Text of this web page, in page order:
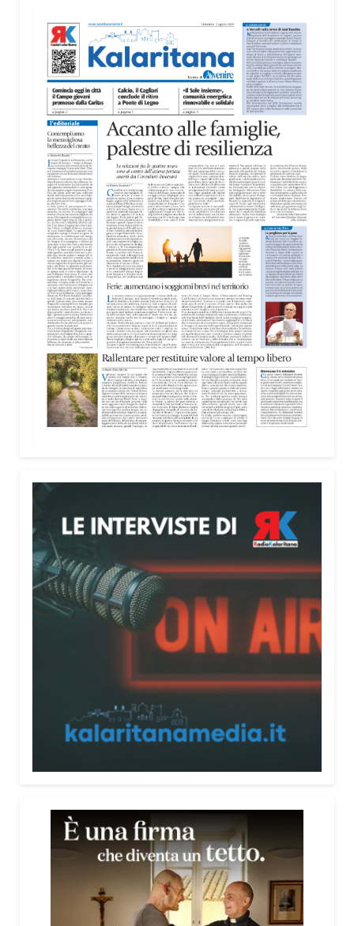
rapporto tra Cagliari e il mare – ha spiegato
Biancacci –. Anche se la candidatura per
quest’anno è stata assegnata a un’altra città,
questo percorso rappresenta un’importante
occasione di crescita. Cagliari ha tutte le
caratteristiche per riproporsi in futuro, perché è una
delle città sul mare più belle d’Italia».
Il cuore della mostra è il rapporto tra il mare e la
luce, elementi che attraversano tutte le opere
esposte e che trovano nella sede della MEM una
particolare valorizzazione. Le grandi vetrate dello
spazio culturale restituiscono infatti una luminosità
naturale capace di entrare in dialogo con i colori
delle opere.
La mostra sarà visitabile alla MEM fino al 30
agosto, negli orari di apertura della struttura: dal
lunedì al venerdì dalle 9 alle 19 e il sabato dalle 9
alle 13.
Condividi: